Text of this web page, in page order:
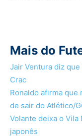
Mais do
Jair Ventura diz
Crac
Ronaldo afirma que
de sair do Atlético/
Volante deixa o
japonês